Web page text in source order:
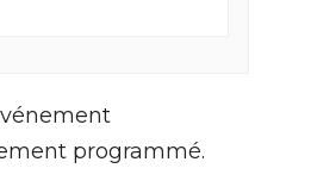
programmé.